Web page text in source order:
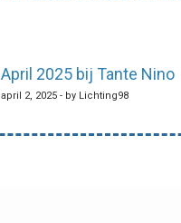
April 2025 bij Tante Nino
april 2, 2025 - by Lichting98